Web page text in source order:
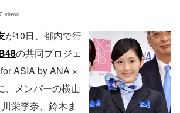
views
が10日、都内で行
の共同プロジェ
ASIA by ANA ×
、メンバーの横山
栄李奈、鈴木ま